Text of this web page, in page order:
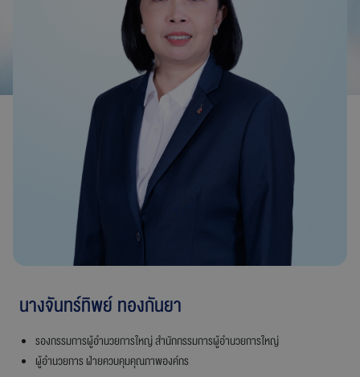
การพัฒนาอย่างยั่งยืน
การกำกับดูแลกิจการ
ข่าวสารองค์กร
ร่วมงานกับเรา
สายการบินบางกอกแอร์เวย์ส
นางจันทร์ทิพย์ ทองกันยา
รองกรรมการผู้อำนวยการใหญ่ สำนักกรรมการผู้อำนวยการใหญ่
ผู้อำนวยการ ฝ่ายควบคุมคุณภาพองค์กร